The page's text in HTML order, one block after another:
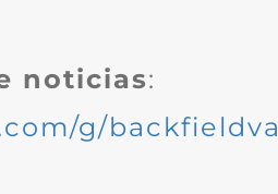
noticias:
g/